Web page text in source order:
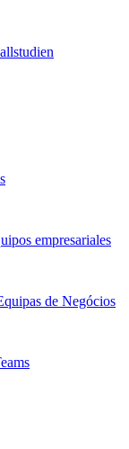
empresariales
de Negócios